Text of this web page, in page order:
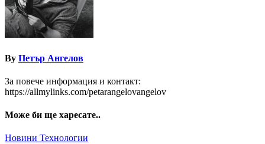
By Петър Ангелов
За повече информация и контакт:
https://allmylinks.com/petarangelovangelov
Може би ще харесате..
Новини Технологии